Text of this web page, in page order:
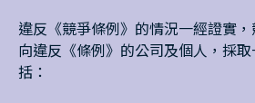
違反《競爭條例》的情況一經證實
向違反《條例》的公司及個人，採
括：